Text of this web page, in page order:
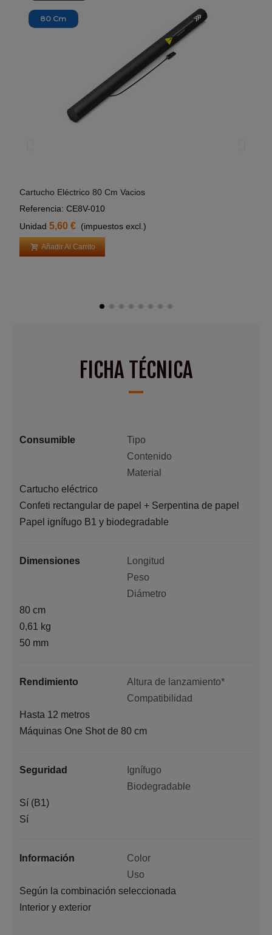
80 Cm
Añadir Al Carrito
Cartucho Eléctrico 80 Cm Vacios
Referencia: CE8V-010
Unidad 5,60 € (impuestos excl.)
Añadir Al Carrito
FICHA TÉCNICA
Consumible
Tipo
Contenido
Material
Cartucho eléctrico
Confeti rectangular de papel + Serpentina de papel
Papel ignífugo B1 y biodegradable
Dimensiones
Longitud
Peso
Diámetro
80 cm
0,61 kg
50 mm
Rendimiento
Altura de lanzamiento*
Compatibilidad
Hasta 12 metros
Máquinas One Shot de 80 cm
Seguridad
Ignífugo
Biodegradable
Sí (B1)
Sí
Información
Color
Uso
Según la combinación seleccionada
Interior y exterior